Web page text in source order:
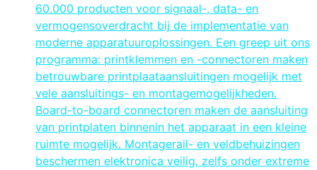
60.000 producten voor signaal-, data- en
vermogensoverdracht bij de implementatie van
moderne apparatuuroplossingen. Een greep uit ons
programma: printklemmen en -connectoren maken
betrouwbare printplaataansluitingen mogelijk met
vele aansluitings- en montagemogelijkheden.
Board-to-board connectoren maken de aansluiting
van printplaten binnenin het apparaat in een kleine
ruimte mogelijk. Montagerail- en veldbehuizingen
beschermen elektronica veilig, zelfs onder extreme